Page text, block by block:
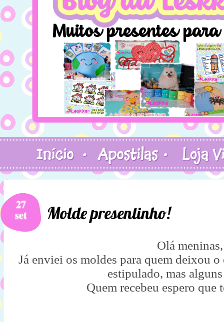
27
set Molde presentinho!
Olá meninas,
Já enviei os moldes para quem deixou
estipulado, mas
Quem recebeu espero que